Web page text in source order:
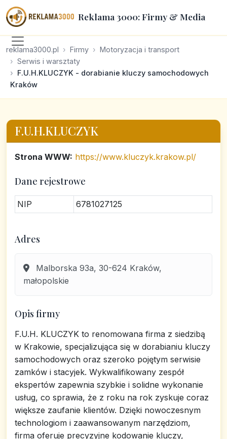
Reklama 3000: Firmy & Media
reklama3000.pl Firmy
Motoryzacja i transport
Serwis i warsztaty
F.U.H.KLUCZYK - dorabianie kluczy samochodowych
Kraków
F.U.H.KLUCZYK
Strona WWW: https://www.kluczyk.krakow.pl/
Dane rejestrowe
NIP 6781027125
Adres
Malborska 93a, 30-624 Kraków,
małopolskie
Opis firmy
F.U.H. KLUCZYK to renomowana firma z siedzibą
w Krakowie, specjalizująca się w dorabianiu kluczy
samochodowych oraz szeroko pojętym serwisie
zamków i stacyjek. Wykwalifikowany zespół
ekspertów zapewnia szybkie i solidne wykonanie
usług, co sprawia, że z roku na rok zyskuje coraz
większe zaufanie klientów. Dzięki nowoczesnym
technologiom i zaawansowanym narzędziom,
firma oferuje precyzyjne kodowanie kluczy,